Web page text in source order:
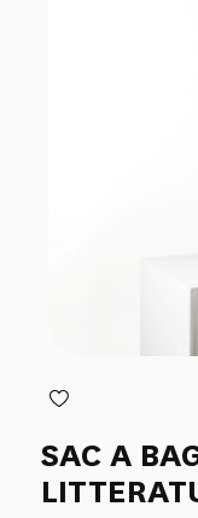
SAC A